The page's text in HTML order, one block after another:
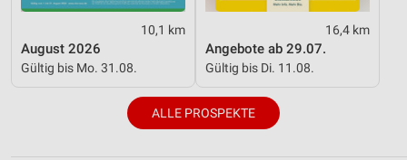
10,1 km
August 2026
Gültig bis Mo. 31.08.
16,4 km
Angebote ab 29.07.
Gültig bis Di. 11.08.
ALLE PROSPEKTE